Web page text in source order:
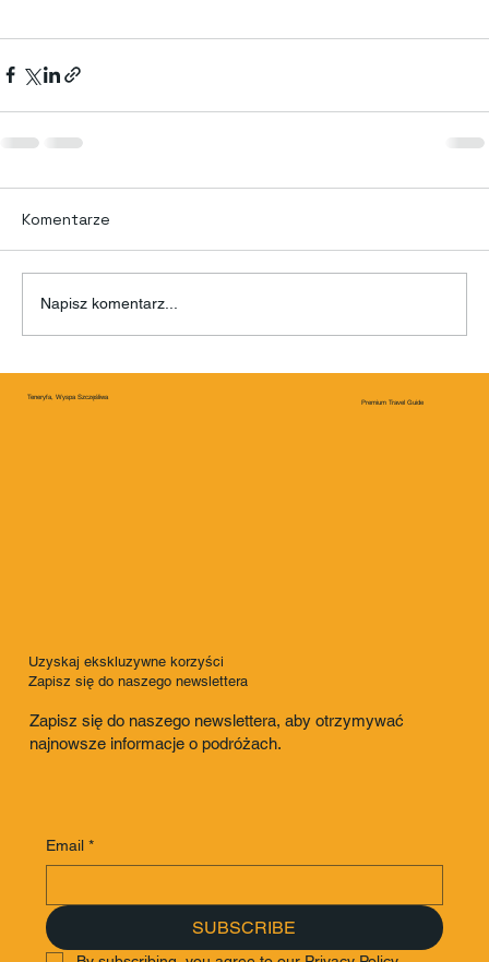
Komentarze
Napisz komentarz...
Teneryfa, Wyspa Szczęśliwa
Uzyskaj ekskluzywne korzyści
Zapisz się do naszego newslettera
Zapisz się do naszego newslettera, aby otrzymywać
najnowsze informacje o podróżach.
Email *
SUBSCRIBE
Premium Travel Guide